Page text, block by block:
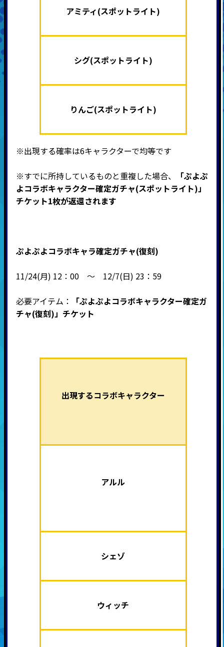
アミティ(スポットライト)
シグ(スポットライト)
りんご(スポットライト)
※出現する確率は6キャラクターで均等です
※すでに所持しているものと重複した場合、
「ぷよぷ
よコラボキャラクター確定ガチャ(スポットライト) 」
チケット1枚が返還されます
ぷよぷよコラボキャラ確定ガチャ(復刻)
11/24(月) 12：00 ～ 12/7(日) 23：59
必要アイテム：
「ぷよぷよコラボキャラクター確定ガ
チャ(復刻) 」チケット
出現するコラボキャラクター
アルル
シェゾ
ウィッチ